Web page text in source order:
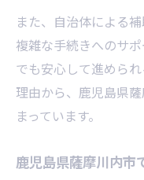
墓じまい補
鹿児島県
補助金を
申請に必要
失敗例に学ぶ墓
また、自治体による
複雑な手続きへのサ
でも安心して進めら
理由から、鹿児島県
まっています。
鹿児島県薩摩川内市